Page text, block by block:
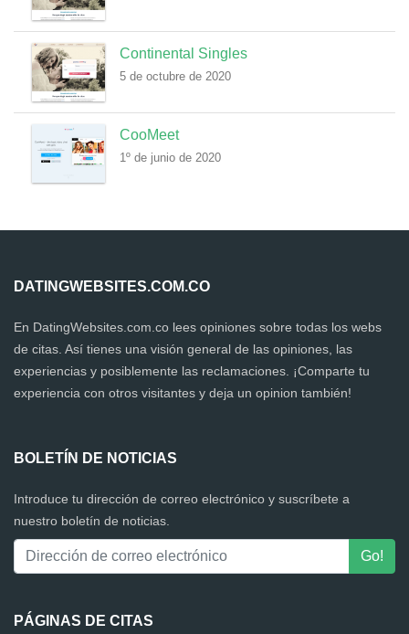
Continental Singles
5 de octubre de 2020
CooMeet
1º de junio de 2020
DATINGWEBSITES.COM.CO
En DatingWebsites.com.co lees opiniones sobre todas los webs
de citas. Así tienes una visión general de las opiniones, las
experiencias y posiblemente las reclamaciones. ¡Comparte tu
experiencia con otros visitantes y deja un opinion también!
BOLETÍN DE NOTICIAS
Introduce tu dirección de correo electrónico y suscríbete a
nuestro boletín de noticias.
PÁGINAS DE CITAS